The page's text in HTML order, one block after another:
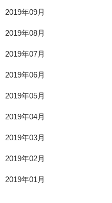
2019年09月
2019年08月
2019年07月
2019年06月
2019年05月
2019年04月
2019年03月
2019年02月
2019年01月